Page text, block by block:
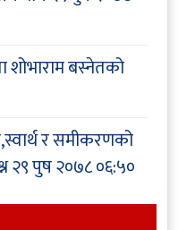
शोभाराम बस्नेतको
र समीकरणको
२९ पुष २०७८ ०६:५०